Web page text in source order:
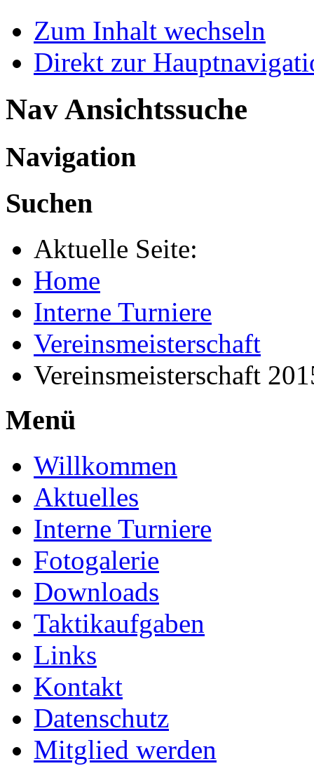
Zum Inhalt wechseln
Direkt zur
Nav Ansichtssuche
Navigation
Suchen
Aktuelle Seite:
Home
Interne Turniere
Vereinsmeisterschaft
Vereinsmeisterschaft
Menü
Willkommen
Aktuelles
Interne Turniere
Fotogalerie
Downloads
Taktikaufgaben
Links
Kontakt
Datenschutz
Mitglied werden